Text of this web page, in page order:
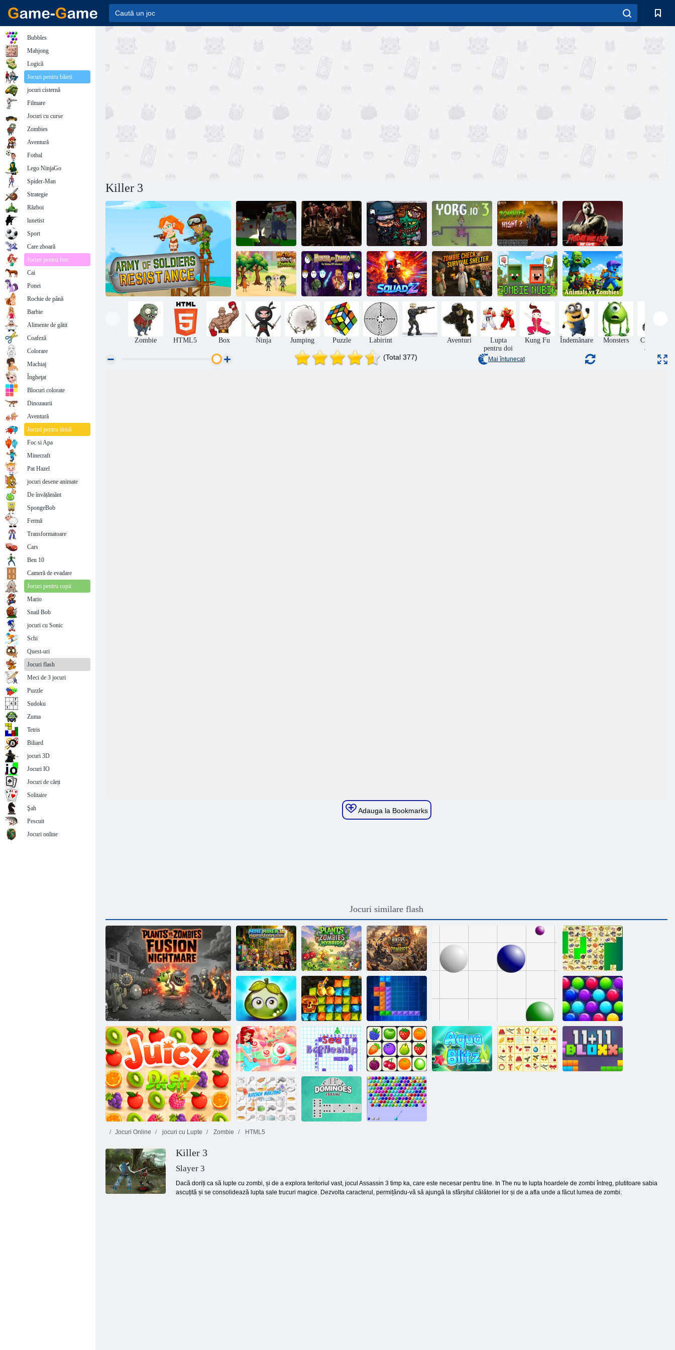
Killer 3
Pixel Gun
Apocalypse 6
Zombie Shooter
3d
SWAT vs
Zombies 2
Yorg. io 3 Zombies Night 2
Vineri, al 13 -lea
joc
Dl. Tung Shoot
Zombie
Hunter și Diablo SquadZ
Zombie Check:
Survival Shelter
Zombie Nubik
Animale vs
Zombi
Zombie HTML5 Box Ninja Jumping Puzzle Labirint Aventuri
Lupta
pentru doi
Kung Fu Îndemânare Monsters
Colectarea
articole
(Total 377) Mai întunecat
Adauga la Bookmarks
Jocuri similare flash
Coșmarul Fusion Plants vs Zombies
Mine Miner 3D:
Primarul insulei
Dream
Hibrizi Plants vs
Zombies
Bikers vs
Zombies
Kris Mahjong
Aventura fructe
de padure
suculente
Goana după aur
din vânătoare de
comori
Tentrix
Smarty bule
Xmas Edition
Bomboane cu
bule
De mare
Battleship
Onet Connect
Jocuri Online jocuri cu Lupte Zombie HTML5
Killer 3
Slayer 3
Dacă doriți ca să lupte cu zombi, și de a explora teritoriul vast, jocul Assassin 3 timp ka, care este necesar pentru tine. In The nu te lupta hoardele de zombi întreg, plutitoare sabia
ascuțită și se consolidează lupta sale trucuri magice. Dezvolta caracterul, permițându-vă să ajungă la sfârșitul călătoriei lor și de a afla unde a făcut lumea de zombi.
Bubbles
Mahjong
Logică
Jocuri pentru băieți
jocuri cisternă
Filmare
Jocuri cu curse
Zombies
Aventură
Fotbal
Lego NinjaGo
Spider-Man
Strategie
Război
lunetist
Sport
Care zboară
Jocuri pentru fete
Cai
Ponei
Rochie de până
Barbie
Alimente de gătit
Coafeză
Colorare
Machiaj
Îngheţat
Blocuri colorate
Dinozaurii
Aventură
Jocuri pentru două
Foc si Apa
Minecraft
Pat Hazel
jocuri desene animate
De învățământ
SpongeBob
Fermă
Transformatoare
Cars
Ben 10
Cameră de evadare
Jocuri pentru copii
Mario
Snail Bob
jocuri cu Sonic
Schi
Quest-uri
Jocuri flash
Meci de 3 jocuri
Puzzle
Sudoku
Zuma
Tetris
Biliard
jocuri 3D
Jocuri IO
Jocuri de cărți
Solitaire
Şah
Pescuit
Jocuri online